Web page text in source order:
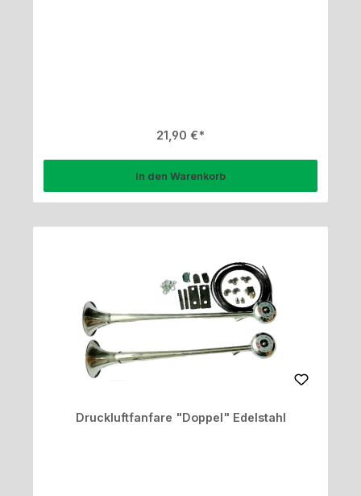
Regulärer Preis:
21,90 €
In den Warenkorb
Druckluftfanfare "Doppel" Edelstahl